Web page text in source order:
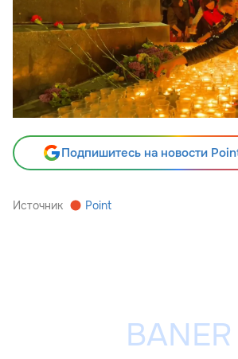
Подпишитесь на новости
Источник Point